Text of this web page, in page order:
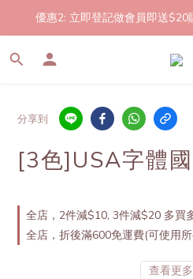
2件起包郵!(反應良好優惠
優惠2: 立即登記做會員即送$20
2件起包郵!(反應良好優
分享到
[3色]USA字體
全店，2件減$10, 3件減$20 多買
全店，折後滿600免運費(可使用
查看更多